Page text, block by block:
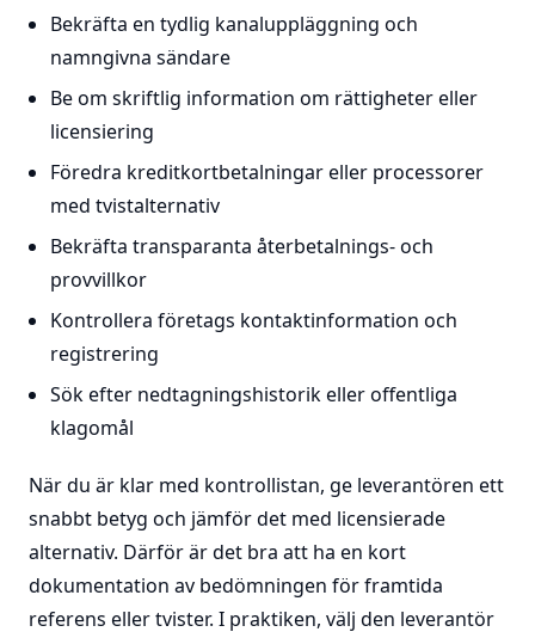
Bekräfta en tydlig kanaluppläggning och
namngivna sändare
Be om skriftlig information om rättigheter eller
licensiering
Föredra kreditkortbetalningar eller processorer
med tvistalternativ
Bekräfta transparanta återbetalnings- och
provvillkor
Kontrollera företags kontaktinformation och
registrering
Sök efter nedtagningshistorik eller offentliga
klagomål
När du är klar med kontrollistan, ge leverantören ett
snabbt betyg och jämför det med licensierade
alternativ. Därför är det bra att ha en kort
dokumentation av bedömningen för framtida
referens eller tvister. I praktiken, välj den leverantör